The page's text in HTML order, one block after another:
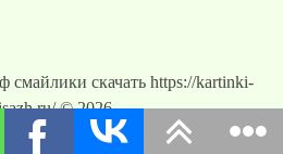
смайлики скачать https://kartinki-
© 2026
Открытки.Ден...
1 января -Вс...